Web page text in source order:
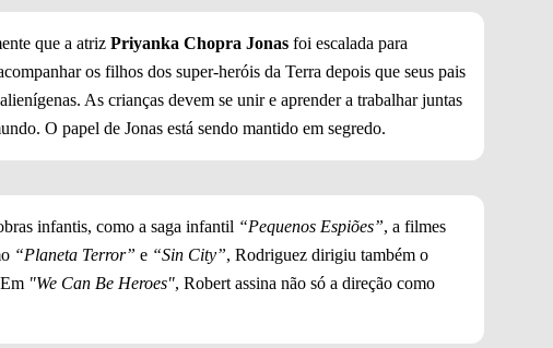
que a atriz Priyanka Chopra Jonas foi escalada para
os filhos dos super-heróis da Terra depois que seus pais
As crianças devem se unir e aprender a trabalhar juntas
O papel de Jonas está sendo mantido em segredo.
infantis, como a saga infantil “Pequenos Espiões”, a filmes
“Planeta Terror” e “Sin City”, Rodriguez dirigiu também o
"We Can Be Heroes", Robert assina não só a direção como